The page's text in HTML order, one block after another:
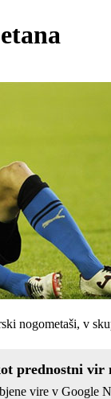
nogometaši, v
prednostni vir
vire v Google